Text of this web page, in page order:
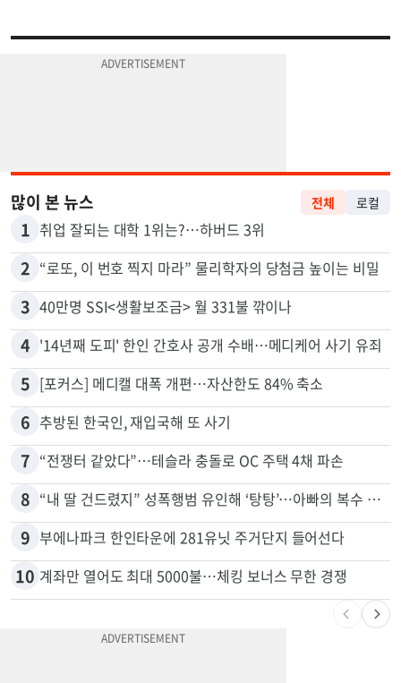
많이 본 뉴스 전체 로컬
1 취업 잘되는 대학 1위는?…하버드 3위
2 “로또, 이 번호 찍지 마라” 물리학자의 당첨금 높이는 비밀
3 40만명 SSI<생활보조금> 월 331불 깎이나
4 '14년째 도피' 한인 간호사 공개 수배…메디케어 사기 유죄
5 [포커스] 메디캘 대폭 개편…자산한도 84% 축소
6 추방된 한국인, 재입국해 또 사기
7 “전쟁터 같았다”…테슬라 충돌로 OC 주택 4채 파손
8 “내 딸 건드렸지” 성폭행범 유인해 ‘탕탕’…아빠의 복수 결말
9 부에나파크 한인타운에 281유닛 주거단지 들어선다
10 계좌만 열어도 최대 5000불…체킹 보너스 무한 경쟁